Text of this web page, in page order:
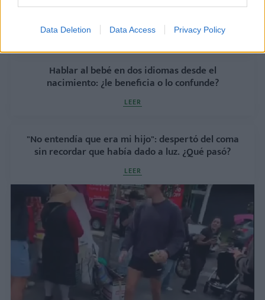
Data Deletion Data Access Privacy Policy
¿Es bueno o malo hablar a los bebés con un
lenguaje y un tono "infantilizados"?
Hablar al bebé en dos idiomas desde el
nacimiento: ¿le beneficia o lo confunde?
LEER
"No entendía que era mi hijo": despertó del coma
sin recordar que había dado a luz. ¿Qué pasó?
LEER